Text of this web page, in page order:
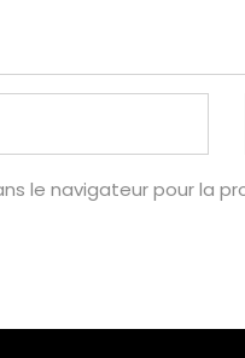
le navigateur pour la